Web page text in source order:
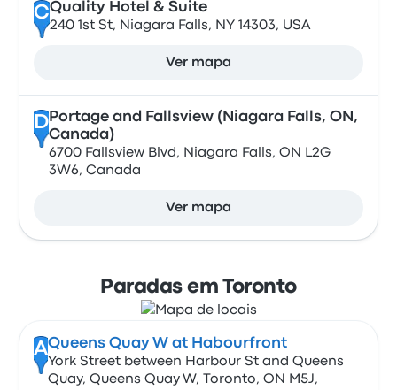
CQuality Hotel & Suite
240 1st St, Niagara Falls, NY 14303, USA
Ver mapa
DPortage and Fallsview (Niagara Falls, ON,
Canada)
6700 Fallsview Blvd, Niagara Falls, ON L2G
3W6, Canada
Ver mapa
Paradas em Toronto
AQueens Quay W at Habourfront
York Street between Harbour St and Queens
Quay, Queens Quay W, Toronto, ON M5J,